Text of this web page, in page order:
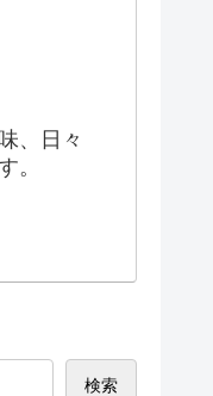
、日々
。
検索